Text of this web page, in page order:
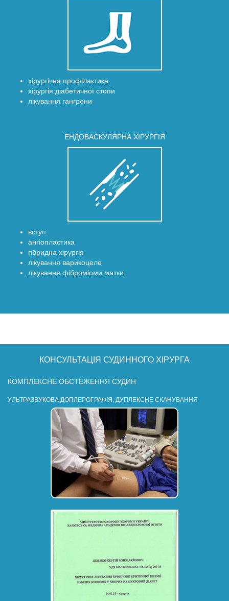
хірургічна профілактика
хірургія діабетичної стопи
лікування гангрени
ЕНДОВАСКУЛЯРНА ХІРУРГІЯ
вступ
ангіопластика
гібридна хірургія
лікування варикоцеле
лікування фіброміоми матки
КОНСУЛЬТАЦІЯ СУДИННОГО ХІРУРГА
КОМПЛЕКСНЕ ОБСТЕЖЕННЯ СУДИН
УЛЬТРАЗВУКОВА ДОПЛЕРОГРАФІЯ, ДУПЛЕКСНЕ СКАНУВАННЯ